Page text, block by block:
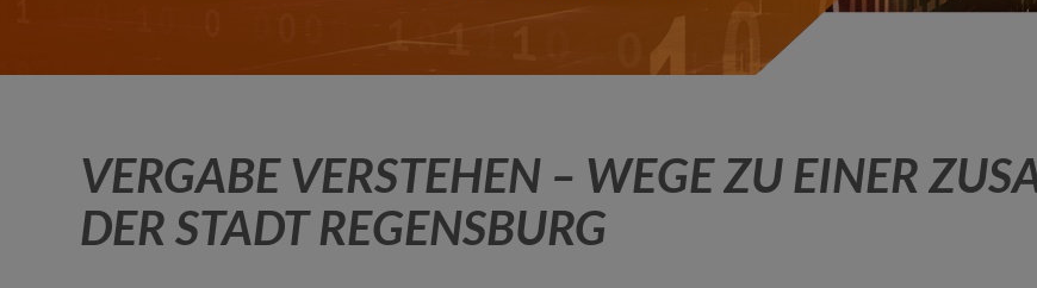
VERGABE VERSTEHEN – WEGE ZU EINER
DER STADT REGENSBURG